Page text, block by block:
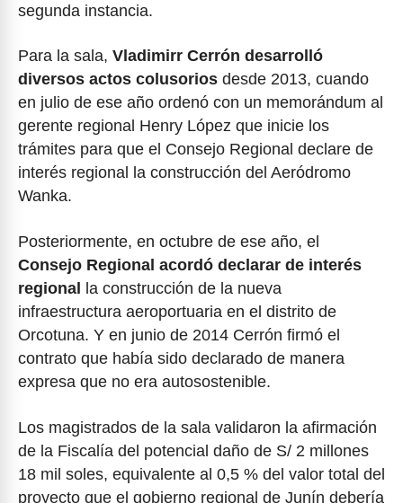
segunda instancia.
Para la sala, Vladimirr Cerrón desarrolló
diversos actos colusorios desde 2013, cuando
en julio de ese año ordenó con un memorándum al
gerente regional Henry López que inicie los
trámites para que el Consejo Regional declare de
interés regional la construcción del Aeródromo
Wanka.
Posteriormente, en octubre de ese año, el
Consejo Regional acordó declarar de interés
regional
la construcción de la nueva
infraestructura aeroportuaria en el distrito de
Orcotuna. Y en junio de 2014 Cerrón firmó el
contrato que había sido declarado de manera
expresa que no era autosostenible.
Los magistrados de la sala validaron la afirmación
de la Fiscalía del potencial daño de S/ 2 millones
18 mil soles, equivalente al 0,5 % del valor total del
proyecto que el gobierno regional de Junín debería